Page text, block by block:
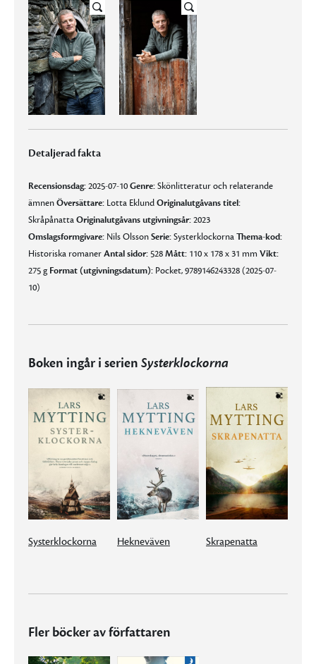
Detaljerad fakta
Recensionsdag:2025-07-10Genre:Skönlitteratur och relaterande
ämnenÖversättare: Lotta EklundOriginalutgåvans titel:
SkråpånattaOriginalutgåvans utgivningsår:2023
Omslagsformgivare: Nils OlssonSerie:SysterklockornaThema-kod:
Historiska romanerAntal sidor:528Mått: 110 x 178 x 31 mmVikt:
275 g Format (utgivningsdatum): Pocket, 9789146243328 (2025-07-
10)
Boken ingår i serien Systerklockorna
Systerklockorna Hekneväven Skrapenatta
Fler böcker av författaren